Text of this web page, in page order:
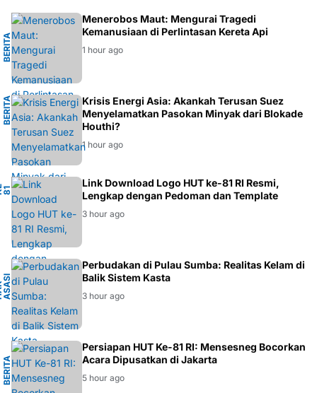
B
E
R
I
T
A
S
E
M
A
R
A
NG
Menerobos Maut: Mengurai Tragedi
Kemanusiaan di Perlintasan Kereta Api
1 hour ago
B
E
R
I
T
A
E
N
E
R
GI
Krisis Energi Asia: Akankah Terusan Suez
Menyelamatkan Pasokan Minyak dari Blokade
Houthi?
1 hour ago
1
Link Download Logo HUT ke-81 RI Resmi,
Lengkap dengan Pedoman dan Template
3 hour ago
I
UA
Perbudakan di Pulau Sumba: Realitas Kelam di
Balik Sistem Kasta
3 hour ago
B
E
R
I
T
A
N
A
S
I
O
N
AL
Persiapan HUT Ke-81 RI: Mensesneg Bocorkan
Acara Dipusatkan di Jakarta
5 hour ago